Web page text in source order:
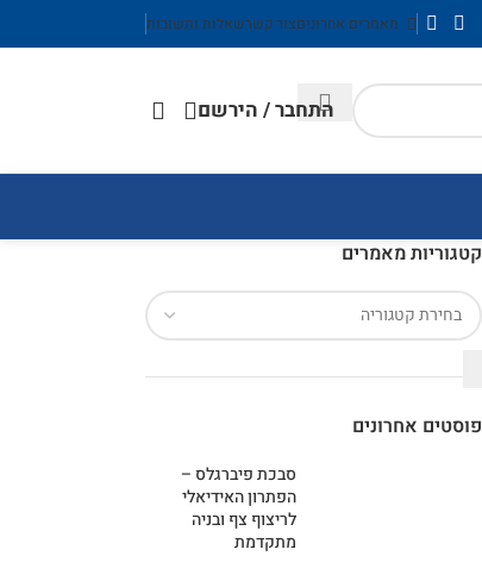
מאמרים אחרוניםצור קשרשאלות ותשובות
התחבר / הירשם
קטגוריות מאמרים
פוסטים אחרונים
סבכת פיברגלס –
הפתרון האידיאלי
לריצוף צף ובניה
מתקדמת